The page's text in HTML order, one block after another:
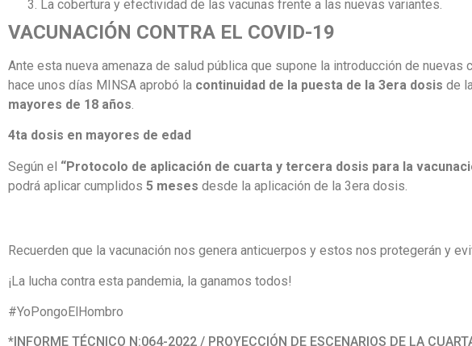
La cobertura y efectividad de las vacunas frente a las nuevas variantes.
VACUNACIÓN CONTRA EL COVID-19
Ante esta nueva amenaza de salud pública que supone la introducción de
hace unos días MINSA aprobó la continuidad de la puesta de la 3era dosis de
mayores de 18 años
4ta dosis en mayores de edad
Según el “Protocolo de aplicación de cuarta y tercera dosis para la
podrá aplicar cumplidos 5 meses desde la aplicación de la 3era dosis.
Recuerden que la vacunación nos genera anticuerpos y estos nos protegerán y
¡La lucha contra esta pandemia, la ganamos todos!
#YoPongoElHombro
*INFORME TÉCNICO N:064-2022 / PROYECCIÓN DE ESCENARIOS DE LA